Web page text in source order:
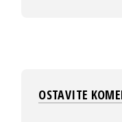
OSTAVITE